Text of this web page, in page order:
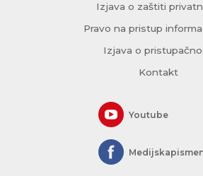
Izjava o zaštiti
Pravo na pristup
Izjava o
Kontakt
Youtube